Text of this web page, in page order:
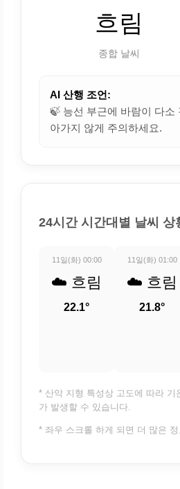
흐림
종합 날씨
AI 산행 조언:
🍃 능선 부근에 바람이 다소
아가지 않게 주의하세요.
24시간 시간대별 날씨 상
11일(화) 00:00
☁️ 흐림
22.1°
11일(화) 01:00
☁️ 흐림
21.8°
* 산악 지형 특성상 고도에 따라 기
가 발생할 수 있습니다.
* 좌우 스크롤 하게 되면 더 많은 정